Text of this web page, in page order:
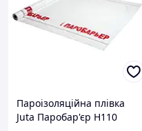
Пароізоляційна плівка
Juta Паробар'єр H110